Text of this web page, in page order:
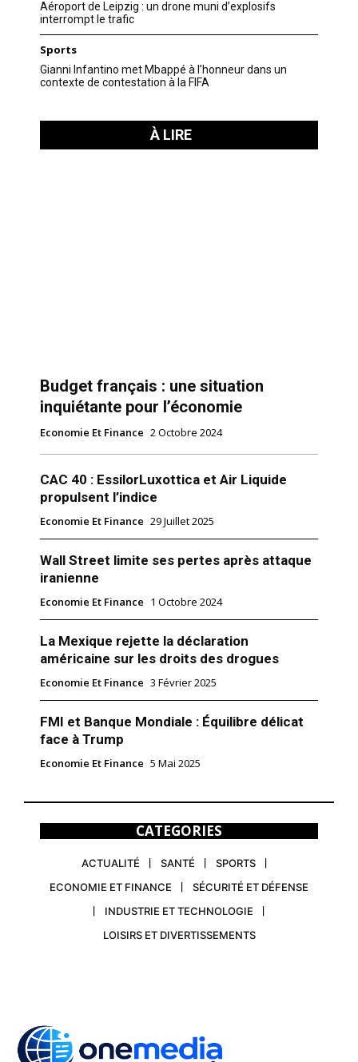
Aéroport de Leipzig : un drone muni d’explosifs
interrompt le trafic
Sports
Gianni Infantino met Mbappé à l’honneur dans un
contexte de contestation à la FIFA
À LIRE
Budget français : une situation
inquiétante pour l’économie
Economie Et Finance 2 Octobre 2024
CAC 40 : EssilorLuxottica et Air Liquide
propulsent l’indice
Economie Et Finance 29 Juillet 2025
Wall Street limite ses pertes après attaque
iranienne
Economie Et Finance 1 Octobre 2024
La Mexique rejette la déclaration
américaine sur les droits des drogues
Economie Et Finance 3 Février 2025
FMI et Banque Mondiale : Équilibre délicat
face à Trump
Economie Et Finance 5 Mai 2025
CATEGORIES
ACTUALITÉ SANTÉ
SPORTS
ECONOMIE ET FINANCE
SÉCURITÉ ET DÉFENSE
INDUSTRIE ET TECHNOLOGIE
LOISIRS ET DIVERTISSEMENTS